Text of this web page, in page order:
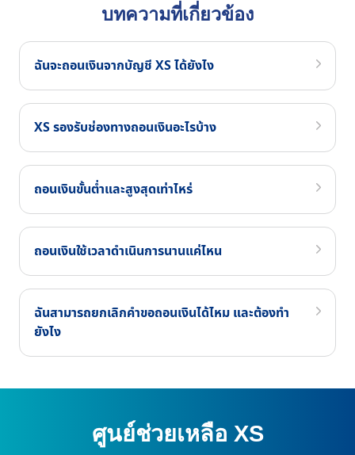
บทความที่เกี่ยวข้อง
ฉันจะถอนเงินจากบัญชี XS ได้ยังไง
XS รองรับช่องทางถอนเงินอะไรบ้าง
ถอนเงินขั้นต่ำและสูงสุดเท่าไหร่
ถอนเงินใช้เวลาดำเนินการนานแค่ไหน
ฉันสามารถยกเลิกคำขอถอนเงินได้ไหม และต้องทำ
ยังไง
ศูนย์ช่วยเหลือ XS